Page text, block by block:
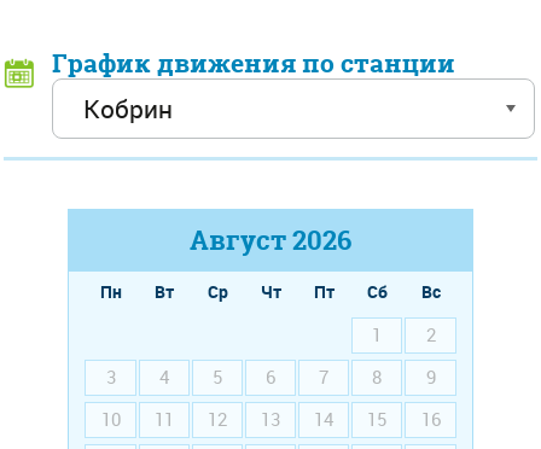
График движения по станции
Август2026
Пн Вт Ср Чт Пт Сб
Вс
1
2
3
4 5 6 7 8
9
10
11 12 13 14 15
16